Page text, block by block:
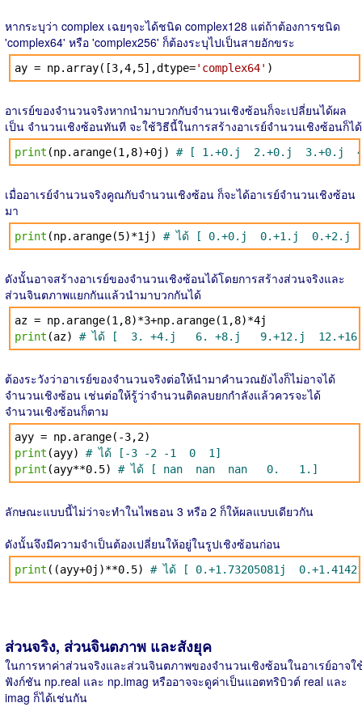
หากระบุว่า complex เฉยๆจะได้ชนิด complex128 แต่ถ้าต้องการชนิด
'complex64' หรือ 'complex256' ก็ต้องระบุไปเป็นสายอักขระ
ay = np.array([3,4,5],dtype='complex64' )
อาเรย์ของจำนวนจริงหากนำมาบวกกับจำนวนเชิงซ้อนก็จะเปลี่ยนได้ผล
เป็น จำนวนเชิงซ้อนทันที จะใช้วิธีนี้ในการสร้างอาเรย์จำนวนเชิงซ้อนก็ได้
print (np.arange(1,8)+0j) # [ 1.+0.j 2.+0.j 3.+0.j
เมื่ออาเรย์จำนวนจริงคูณกับจำนวนเชิงซ้อน ก็จะได้อาเรย์จำนวนเชิงซ้อน
มา
print (np.arange(5)*1j) # ได้ [ 0.+0.j 0.+1.j 0.+2.j
ดังนั้นอาจสร้างอาเรย์ของจำนวนเชิงซ้อนได้โดยการสร้างส่วนจริงและ
ส่วนจินตภาพแยกกันแล้วนำมาบวกกันได้
az = np.arange(1,8)*3+np.arange(1,8)*4j
print (az) # ได้ [ 3. +4.j 6. +8.j 9.+12.j
ต้องระวังว่าอาเรย์ของจำนวนจริงต่อให้นำมาคำนวณยังไงก็ไม่อาจได้
จำนวนเชิงซ้อน เช่นต่อให้รู้ว่าจำนวนติดลบยกกำลังแล้วควรจะได้
จำนวนเชิงซ้อนก็ตาม
ayy = np.arange(-3,2)
print (ayy) # ได้ [-3 -2 -1 0 1]
print (ayy**0.5) # ได้ [ nan nan nan 0. 1.]
ลักษณะแบบนี้ไม่ว่าจะทำในไพธอน 3 หรือ 2 ก็ให้ผลแบบเดียวกัน
ดังนั้นจึงมีความจำเป็นต้องเปลี่ยนให้อยู่ในรูปเชิงซ้อนก่อน
print ((ayy+0j)**0.5) # ได้ [
ส่วนจริง, ส่วนจินตภาพ และสังยุค
ในการหาค่าส่วนจริงและส่วนจินตภาพของจำนวนเชิงซ้อนในอาเรย์อาจใ
ฟังก์ชัน np.real และ np.imag หรืออาจจะดูค่าเป็นแอตทริบิวต์ real และ
imag ก็ได้เช่นกัน